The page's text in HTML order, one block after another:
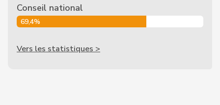
Conseil national
69,4%
Vers les statistiques >